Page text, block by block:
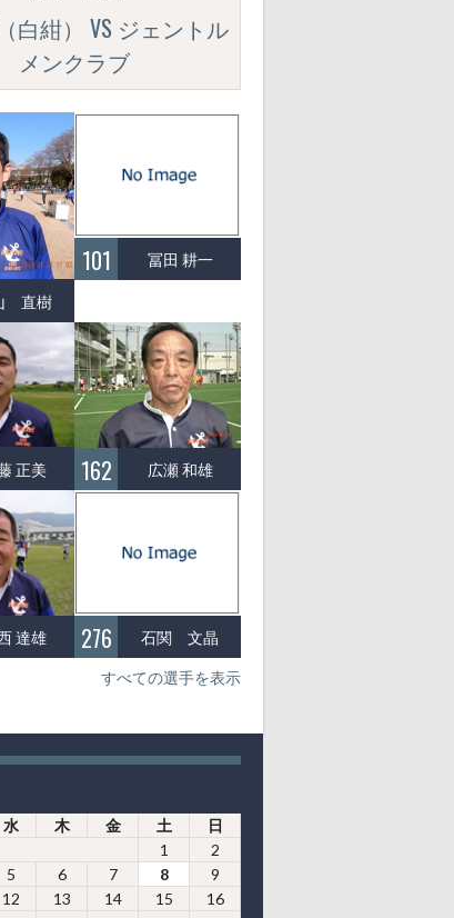
（白紺） VS ジェントル
メンクラブ
直樹
101 冨田 耕一
正美 162 広瀬 和雄
達雄 276 石関 文晶
すべての選手を表示
水 木 金 土
日
1
2
5 6 7 8
9
12 13 14 15
16